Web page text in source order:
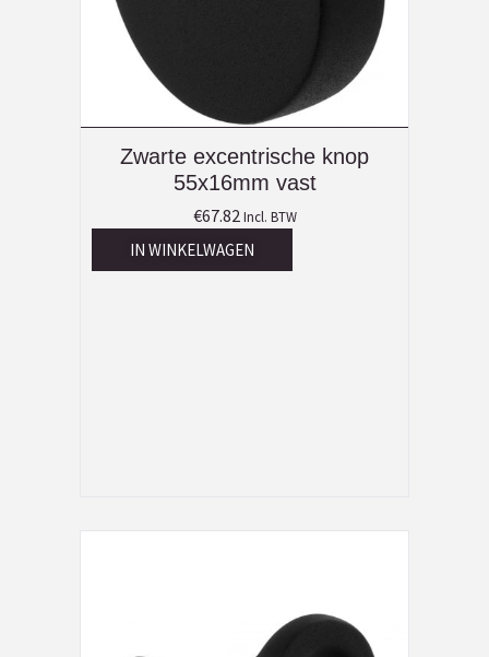
Zwarte excentrische knop
55x16mm vast
€67.82 Incl. BTW
IN WINKELWAGEN